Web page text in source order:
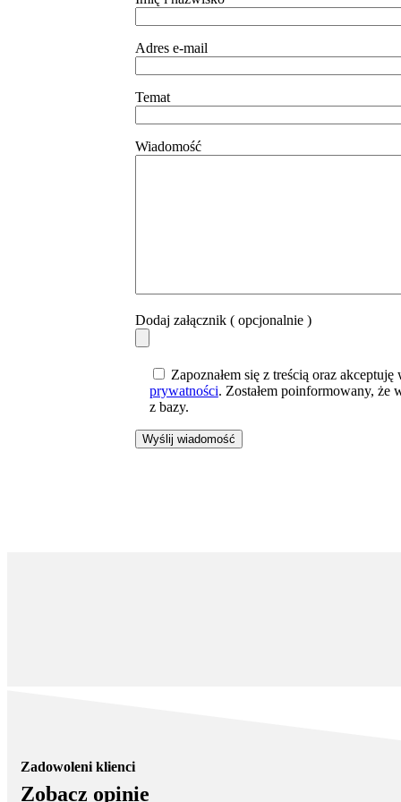
Adres e-mail
Temat
Wiadomość
Dodaj załącznik ( opcjonalnie )
Zapoznałem się z treścią oraz
prywatności. Zostałem poinformowany,
z bazy.
Zadowoleni klienci
Zobacz opinie